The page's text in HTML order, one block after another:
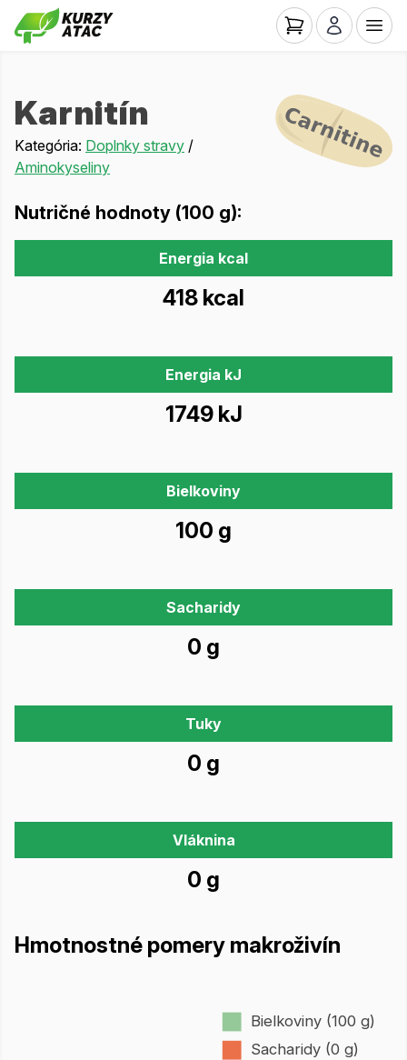
Karnitín
Kategória: Doplnky stravy /
Aminokyseliny
Nutričné hodnoty (100 g):
Energia kcal
418 kcal
Energia kJ
1749 kJ
Bielkoviny
100 g
Sacharidy
0 g
Tuky
0 g
Vláknina
0 g
Hmotnostné pomery makroživín
Bielkoviny (100 g)
Sacharidy (0 g)